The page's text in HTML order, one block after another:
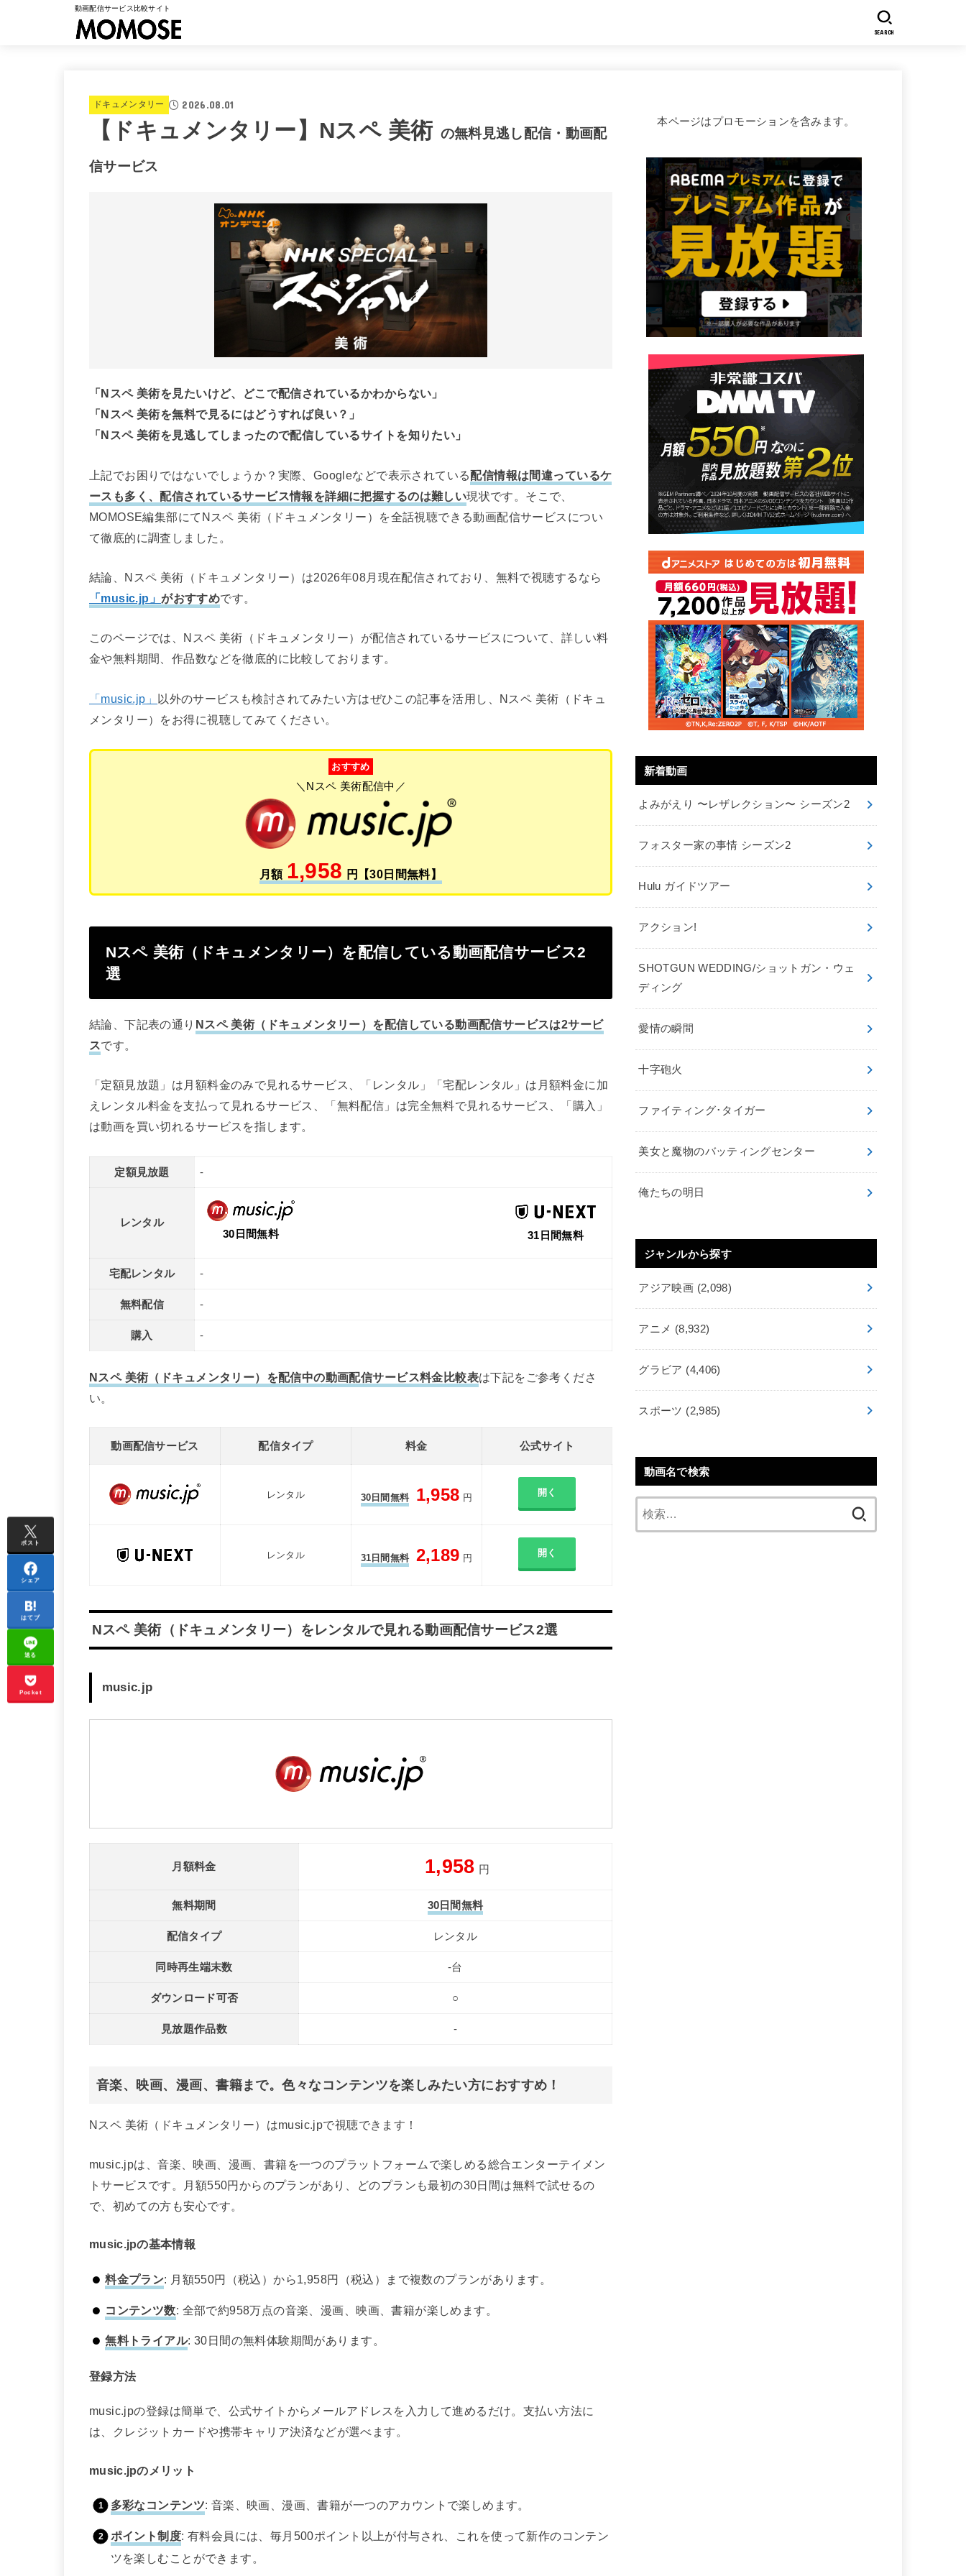
動画配信サービス比較サイト
SEARCH
ドキュメンタリー 2026.08.01
【ドキュメンタリー】Nスペ 美術 の無料見逃し配信・動画配
信サービス
「Nスペ 美術を見たいけど、どこで配信されているかわからない」
「Nスペ 美術を無料で見るにはどうすれば良い？」
「Nスペ 美術を見逃してしまったので配信しているサイトを知りたい」
上記でお困りではないでしょうか？実際、Googleなどで表示されている配信情報は間違っているケ
ースも多く、配信されているサービス情報を詳細に把握するのは難しい現状です。そこで、
MOMOSE編集部にてNスペ 美術（ドキュメンタリー）を全話視聴できる動画配信サービスについ
て徹底的に調査しました。
結論、Nスペ 美術（ドキュメンタリー）は2026年08月現在配信されており、無料で視聴するなら
「music.jp」がおすすめです。
このページでは、Nスペ 美術（ドキュメンタリー）が配信されているサービスについて、詳しい料
金や無料期間、作品数などを徹底的に比較しております。
「music.jp」 以外のサービスも検討されてみたい方はぜひこの記事を活用し、Nスペ 美術（ドキュ
メンタリー）をお得に視聴してみてください。
おすすめ
＼Nスペ 美術配信中／
月額 1,958 円【30日間無料】
Nスペ 美術（ドキュメンタリー）を配信している動画配信サービス2
選
結論、下記表の通り Nスペ 美術（ドキュメンタリー）を配信している動画配信サービスは2サービ
スです。
「定額見放題」は月額料金のみで見れるサービス、「レンタル」「宅配レンタル」は月額料金に加
えレンタル料金を支払って見れるサービス、「無料配信」は完全無料で見れるサービス、「購入」
は動画を買い切れるサービスを指します。
定額見放題 -
レンタル
30日間無料
31日間無料
宅配レンタル -
無料配信 -
購入 -
Nスペ 美術（ドキュメンタリー）を配信中の動画配信サービス料金比較表は下記をご参考くださ
い。
動画配信サービス 配信タイプ 料金 公式サイト
レンタル 30日間無料 1,958 円 開く
レンタル 31日間無料 2,189 円 開く
Nスペ 美術（ドキュメンタリー）をレンタルで見れる動画配信サービス2選
music.jp
月額料金 1,958 円
無料期間 30日間無料
配信タイプ レンタル
同時再生端末数 -台
ダウンロード可否 ○
見放題作品数 -
音楽、映画、漫画、書籍まで。色々なコンテンツを楽しみたい方におすすめ！
Nスペ 美術（ドキュメンタリー）はmusic.jpで視聴できます！
music.jpは、音楽、映画、漫画、書籍を一つのプラットフォームで楽しめる総合エンターテイメン
トサービスです。月額550円からのプランがあり、どのプランも最初の30日間は無料で試せるの
で、初めての方も安心です。
music.jpの基本情報
料金プラン: 月額550円（税込）から1,958円（税込）まで複数のプランがあります。
コンテンツ数: 全部で約958万点の音楽、漫画、映画、書籍が楽しめます。
無料トライアル: 30日間の無料体験期間があります。
登録方法
music.jpの登録は簡単で、公式サイトからメールアドレスを入力して進めるだけ。支払い方法に
は、クレジットカードや携帯キャリア決済などが選べます。
music.jpのメリット
多彩なコンテンツ: 音楽、映画、漫画、書籍が一つのアカウントで楽しめます。
ポイント制度: 有料会員には、毎月500ポイント以上が付与され、これを使って新作のコンテン
ツを楽しむことができます。
ポスト
シェア
はてブ
送る
Pocket
本ページはプロモーションを含みます。
新着動画
よみがえり 〜レザレクション〜 シーズン2
フォスター家の事情 シーズン2
Hulu ガイドツアー
アクション!
SHOTGUN WEDDING/ショットガン・ウェ
ディング
愛情の瞬間
十字砲火
ファイティング･タイガー
美女と魔物のバッティングセンター
俺たちの明日
ジャンルから探す
アジア映画 (2,098)
アニメ (8,932)
グラビア (4,406)
スポーツ (2,985)
動画名で検索